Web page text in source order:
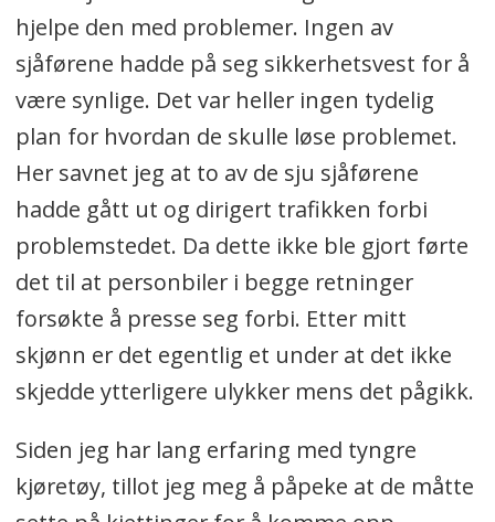
hjelpe den med problemer. Ingen av
sjåførene hadde på seg sikkerhetsvest for å
være synlige. Det var heller ingen tydelig
plan for hvordan de skulle løse problemet.
Her savnet jeg at to av de sju sjåførene
hadde gått ut og dirigert trafikken forbi
problemstedet. Da dette ikke ble gjort førte
det til at personbiler i begge retninger
forsøkte å presse seg forbi. Etter mitt
skjønn er det egentlig et under at det ikke
skjedde ytterligere ulykker mens det pågikk.
Siden jeg har lang erfaring med tyngre
kjøretøy, tillot jeg meg å påpeke at de måtte